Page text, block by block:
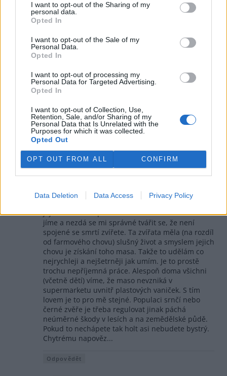
I want to opt-out of the Sharing of my
personal data.
Opted In
I want to opt-out of the Sale of my
Personal Data.
Opted In
I want to opt-out of processing my
Personal Data for Targeted Advertising.
Opted In
I want to opt-out of Collection, Use,
Retention, Sale, and/or Sharing of my
Personal Data that Is Unrelated with the
Purposes for which it was collected.
Opted Out
OPT OUT FROM ALL CONFIRM
Data Deletion Data Access Privacy Policy
va vaber 14.5.2026 16:08 Reaguje na Dalibor Motl
Že tohle vše co říkáte dělají, nic nemění na
proč by lovy dělali. Nebo mají hlad a chtěli si něco
ulovit k snědku?
Odpovědět
Reaguje na vaber
Píše vám to pan Vinkler kousek výše.
Odpovědět
Dalibor Motl 14.5.2026 21:43
mi nedělá žádnou radost mu pomáhat s jejich
jejich čas tak to prostě někdo udělat musí. Maso
jíme a nezdá se mi správné tvářit se, že není
spojené se smrtí zvířete. Ta zvířata měla (na rozdíl
od farmového chovu) slušný život a smyslem jejich
chovu je získání toho masa. Takže to udělám co
nejrychleji a nejšetrněji jak umím. Je to prostě
trochu nepříjemná práce. Alespoň doma všichni
(včetně dětí) víme, že maso nevzniká v
supermarketu uvnitř plastových vaniček. S tím
lovem je to pro mě stejné. Populaci srnčí nebo
černé zvěře je třeba regulovat jinak páchá
neúměrné škody v lesích a na zemědělské půdě.
Pokud to nechápete tak holt asi nebudete bystrý.
Chytrému napověz...
Odpovědět